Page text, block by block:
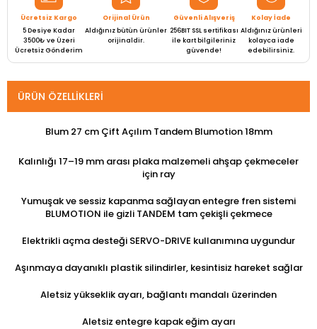
Ücretsiz Kargo
5 Desiye Kadar
3500₺ ve Üzeri
Ücretsiz Gönderim
Orijinal Ürün
Aldığınız bütün ürünler
orijinaldir.
Güvenli Alışveriş
256BIT SSL sertifikası
ile kart bilgileriniz
güvende!
Kolay İade
Aldığınız ürünleri
kolayca iade
edebilirsiniz.
ÜRÜN ÖZELLIKLERI
Blum 27 cm Çift Açılım Tandem Blumotion 18mm
Kalınlığı 17–19 mm arası plaka malzemeli ahşap çekmeceler
için ray
Yumuşak ve sessiz kapanma sağlayan entegre fren sistemi
BLUMOTION ile gizli TANDEM tam çekişli çekmece
Elektrikli açma desteği SERVO-DRIVE kullanımına uygundur
Aşınmaya dayanıklı plastik silindirler, kesintisiz hareket sağlar
Aletsiz yükseklik ayarı, bağlantı mandalı üzerinden
Aletsiz entegre kapak eğim ayarı